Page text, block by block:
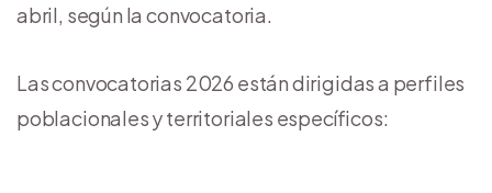
abril, según la convocatoria.
Las convocatorias 2026 están dirigidas a perfiles
poblacionales y territoriales específicos: